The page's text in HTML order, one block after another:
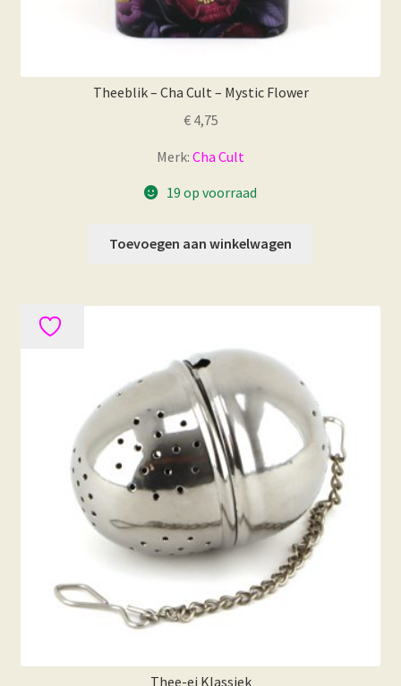
Theeblik – Cha Cult – Mystic Flower
€4,75
Merk: Cha Cult
19 op voorraad
Toevoegen aan winkelwagen
Thee-ei Klassiek